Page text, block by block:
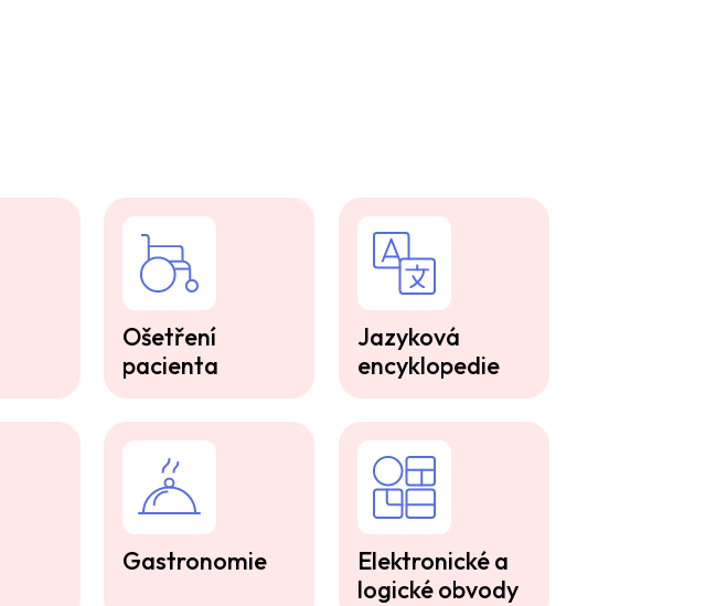
Ošetření
pacienta
Jazyková
encyklopedie
Gastronomie
Elektronické a
logické obvody